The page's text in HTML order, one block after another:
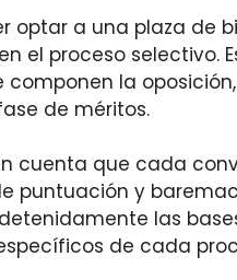
optar a una plaza de
el proceso selectivo.
la
de méritos.
cuenta que cada
puntuación y
las
de cada